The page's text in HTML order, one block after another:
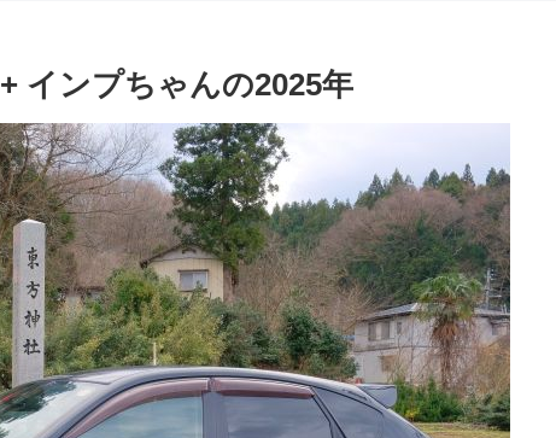
インプちゃんの2025年